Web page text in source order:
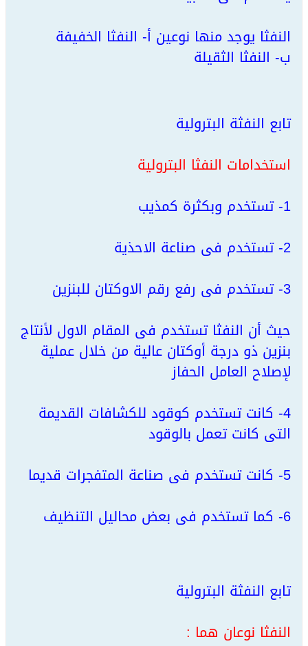
النفثا يوجد منها نوعين أ- النفثا الخفيفة
ب- النفثا الثقيلة
تابع النفثة البترولية
استخدامات النفثا البترولية
1- تستخدم وبكثرة كمذيب
2- تستخدم فى صناعة الاحذية
3- تستخدم فى رفع رقم الاوكتان للبنزين
حيث أن النفثا تستخدم فى المقام الاول لأنتاج
بنزين ذو درجة أوكتان عالية من خلال عملية
لإصلاح العامل الحفاز
4- كانت تستخدم كوقود للكشافات القديمة
التى كانت تعمل بالوقود
5- كانت تستخدم فى صناعة المتفجرات قديما
6- كما تستخدم فى بعض محاليل التنظيف
تابع النفثة البترولية
النفثا نوعان هما :